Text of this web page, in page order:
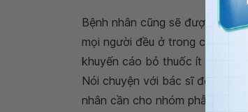
Bệnh nhân cũng sẽ được yêu
mọi người đều ở trong cùng
khuyến cáo bỏ thuốc ít nhất 2
Nói chuyện với bác sĩ để biết
nhân cần cho nhóm phẫu